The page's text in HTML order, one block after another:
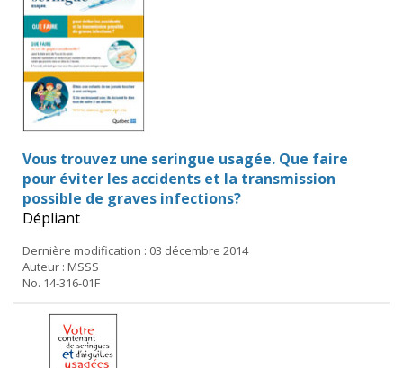
Vous trouvez une seringue usagée. Que faire
pour éviter les accidents et la transmission
possible de graves infections?
Dépliant
Dernière modification : 03 décembre 2014
Auteur : MSSS
No. 14-316-01F